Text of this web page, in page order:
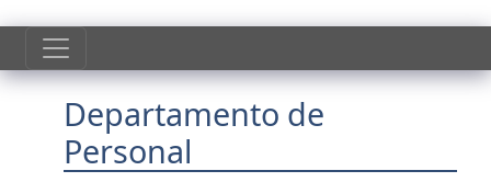
Departamento de
Personal